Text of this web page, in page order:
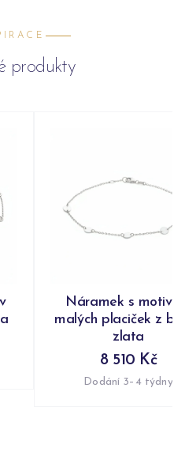
produkty
Náramek s
malých placiček z
zlata
8 510 Kč
Dodání 3–4 týdny